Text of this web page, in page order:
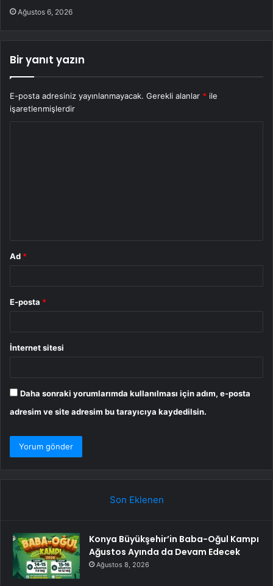
Ağustos 6, 2026
Bir yanıt yazın
E-posta adresiniz yayınlanmayacak. Gerekli alanlar * ile
işaretlenmişlerdir
Ad *
E-posta *
İnternet sitesi
Daha sonraki yorumlarımda kullanılması için adım, e-posta
adresim ve site adresim bu tarayıcıya kaydedilsin.
Son Eklenen
Konya Büyükşehir’in Baba-Oğul Kampı
Ağustos Ayında da Devam Edecek
Ağustos 8, 2026